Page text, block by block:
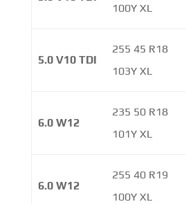
100Y XL
5.0 V10 TDI
255 45 R18
103Y XL
6.0 W12
235 50 R18
101Y XL
6.0 W12
255 40 R19
100Y XL